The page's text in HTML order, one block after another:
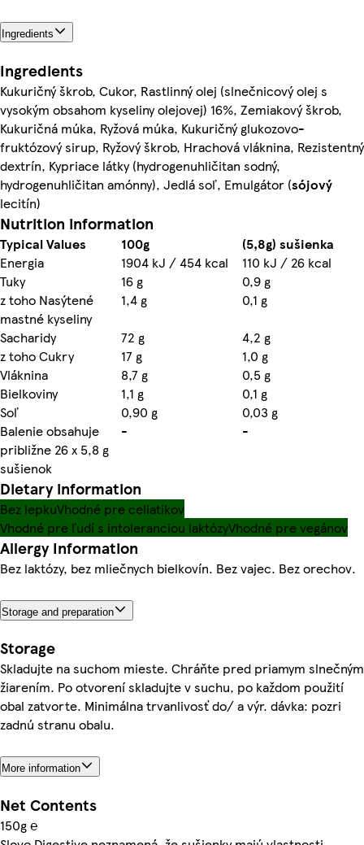
Ingredients
Ingredients
Kukuričný škrob, Cukor, Rastlinný olej (slnečnicový olej s
vysokým obsahom kyseliny olejovej) 16%, Zemiakový škrob,
Kukuričná múka, Ryžová múka, Kukuričný glukozovo-
fruktózový sirup, Ryžový škrob, Hrachová vláknina, Rezistentný
dextrín, Kypriace látky (hydrogenuhličitan sodný,
hydrogenuhličitan amónny), Jedlá soľ, Emulgátor (sójový
lecitín)
Nutrition information
Typical Values 100g
(5,8g) sušienka
Energia
1904 kJ / 454 kcal
110 kJ / 26 kcal
Tuky
16 g
0,9 g
z toho Nasýtené
mastné kyseliny
1,4 g
0,1 g
Sacharidy
72 g
4,2 g
z toho Cukry
17 g
1,0 g
Vláknina
8,7 g
0,5 g
Bielkoviny
1,1 g
0,1 g
Soľ
0,90 g
0,03 g
Balenie obsahuje
približne 26 x 5,8 g
sušienok
- -
Dietary information
Bez lepkuVhodné pre celiatikov
Vhodné pre ľudí s intoleranciou laktózyVhodné pre vegánov
Allergy Information
Bez laktózy, bez mliečnych bielkovín. Bez vajec. Bez orechov.
Storage and preparation
Storage
Skladujte na suchom mieste. Chráňte pred priamym slnečným
žiarením. Po otvorení skladujte v suchu, po každom použití
obal zatvorte. Minimálna trvanlivosť do/ a výr. dávka: pozri
zadnú stranu obalu.
More information
Net Contents
150g ℮